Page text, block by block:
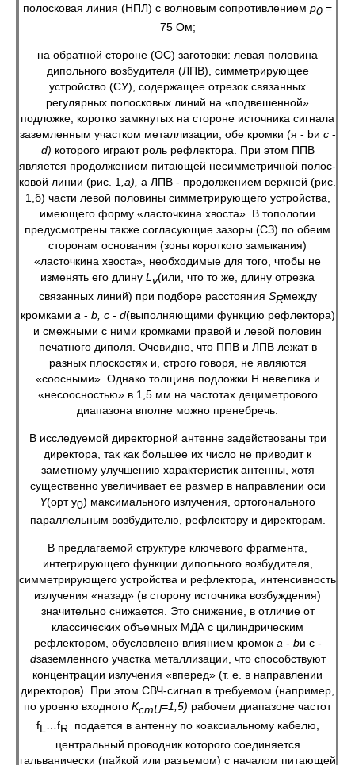
полосковая линия (НПЛ) с волновым сопротивлением р0 =
75 Ом;
на обратной стороне (ОС) заготовки: левая половина
дипольного возбудителя (ЛПВ), симметрирующее
устройство (СУ), содержащее отрезок связанных
регулярных полосковых линий на «подвешенной»
подложке, коротко замкнутых на стороне источника сигнала
заземленным участком металлизации, обе кромки (я - bи с -
d) которого играют роль рефлектора. При этом ППВ
является продолжением питающей несимметричной полос-
ковой линии (рис. 1 ,а), а ЛПВ - продолжением верхней (рис.
1,б) части левой половины симметрирующего устройства,
имеющего форму «ласточкина хвоста». В топологии
предусмотрены также согласующие зазоры (СЗ) по обеим
сторонам основания (зоны короткого замыкания)
«ласточкина хвоста», необходимые для того, чтобы не
изменять его длину L v(или, что то же, длину отрезка
связанных линий) при подборе расстояния SRмежду
кромками а - b, с - d(выполняющими функцию рефлектора)
и смежными с ними кромками правой и левой половин
печатного диполя. Очевидно, что ППВ и ЛПВ лежат в
разных плоскостях и, строго говоря, не являются
«соосными». Однако толщина подложки H невелика и
«несоосностью» в 1,5 мм на частотах дециметрового
диапазона вполне можно пренебречь.
В исследуемой директорной антенне задействованы три
директора, так как большее их число не приводит к
заметному улучшению характеристик антенны, хотя
существенно увеличивает ее размер в направлении оси
Y(орт у0) максимального излучения, ортогонального
параллельным возбудителю, рефлектору и директорам.
В предлагаемой структуре ключевого фрагмента,
интегрирующего функции дипольного возбудителя,
симметрирующего устройства и рефлектора, интенсивность
излучения «назад» (в сторону источника возбуждения)
значительно снижается. Это снижение, в отличие от
классических объемных МДА с цилиндрическим
рефлектором, обусловлено влиянием кромок а - bи с -
dзаземленного участка металлизации, что способствуют
концентрации излучения «вперед» (т. е. в направлении
директоров). При этом СВЧ-сигнал в требуемом (например,
по уровню входного KстU=1,5) рабочем диапазоне частот
fL …fR подается в антенну по коаксиальному кабелю,
центральный проводник которого соединяется
гальванически (пайкой или разъемом) с началом питающей